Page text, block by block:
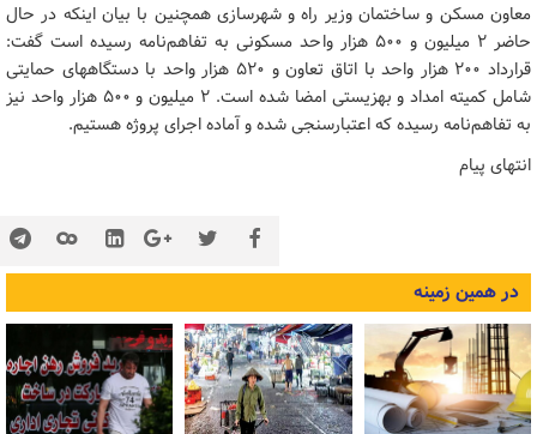
معاون مسکن و ساختمان وزیر راه و شهرسازی همچنین با بیان اینکه در حال
حاضر ۲ میلیون و ۵۰۰ هزار واحد مسکونی به تفاهم‌نامه رسیده است گفت:
قرارداد ۲۰۰ هزار واحد با اتاق تعاون و ۵۲۰ هزار واحد با دستگاههای حمایتی
شامل کمیته امداد و بهزیستی امضا شده است. ۲ میلیون و ۵۰۰ هزار واحد نیز
به تفاهم‌نامه رسیده که اعتبارسنجی شده و آماده اجرای پروژه هستیم.
انتهای پیام
در همین زمینه